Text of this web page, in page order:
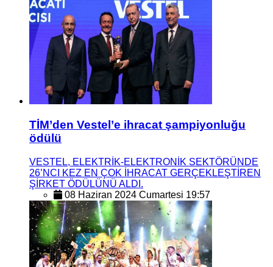
TİM’den Vestel’e ihracat şampiyonluğu
ödülü
VESTEL, ELEKTRİK-ELEKTRONİK SEKTÖRÜNDE
26’NCI KEZ EN ÇOK İHRACAT GERÇEKLEŞTİREN
ŞİRKET ÖDÜLÜNÜ ALDI.
08 Haziran 2024 Cumartesi 19:57